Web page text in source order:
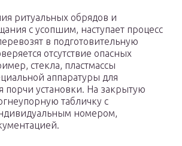
ритуальных обрядов и
с усопшим, наступает процесс
в подготовительную
отсутствие опасных
стекла, пластмассы
аппаратуры для
порчи установки. На закрытую
табличку с
номером,